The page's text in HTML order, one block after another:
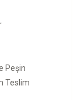
Peşin
Teslim